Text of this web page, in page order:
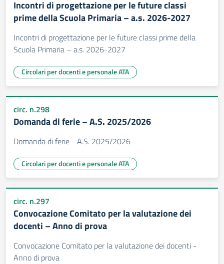
Incontri di progettazione per le future classi
prime della Scuola Primaria – a.s. 2026-2027
Incontri di progettazione per le future classi prime della
Scuola Primaria – a.s. 2026-2027
Circolari per docenti e personale ATA
circ. n.298
Domanda di ferie – A.S. 2025/2026
Domanda di ferie - A.S. 2025/2026
Circolari per docenti e personale ATA
circ. n.297
Convocazione Comitato per la valutazione dei
docenti – Anno di prova
Convocazione Comitato per la valutazione dei docenti -
Anno di prova